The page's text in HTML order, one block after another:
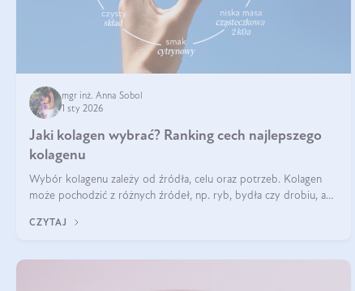
mgr inż. Anna Sobol
1 sty 2026
Jaki kolagen wybrać? Ranking cech najlepszego
kolagenu
Wybór kolagenu zależy od źródła, celu oraz potrzeb. Kolagen
może pochodzić z różnych źródeł, np. ryb, bydła czy drobiu, a
sprawdza się kolagen rybi, a dla wspierania stawów — kolagen
CZYTAJ